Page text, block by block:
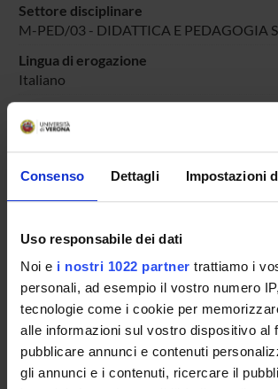
Consenso Dettagli Impostazioni
Uso responsabile dei dati
Noi e i nostri 1022 partner trattiamo i
personali, ad esempio il vostro numero
tecnologie come i cookie per
alle informazioni sul vostro dispositivo al
pubblicare annunci e contenuti
gli annunci e i contenuti, ricercare il
Settore disciplinare
M-PED/03 - DIDATTICA E PEDAGOGIA
Lingua di erogazione
Italiano
PERIODO DIDATTICO
dal 23-set-2022
Avvisi relativi al corso
Seminari relativi al corso
ORARIO LEZIONI
Vai all'orario delle lezioni
Presentazione